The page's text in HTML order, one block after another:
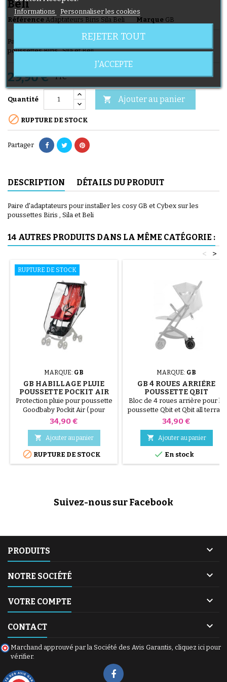
Beli
Référence Adaptateurs Biris Sila Beli Marque GB
Paire d'adaptateurs pour fixer les cosy GB et Cybex sur les
poussettes Biris , Sila et Beli
29,90 € TTC
Quantité  Ajouter au panier
 RUPTURE DE STOCK
Partager
DESCRIPTION DÉTAILS DU PRODUIT
Paire d'adaptateurs pour installer les cosy GB et Cybex sur les
poussettes Biris , Sila et Beli
14 AUTRES PRODUITS DANS LA MÊME CATÉGORIE :
>
<
RUPTURE DE STOCK
MARQUE: GB
GB HABILLAGE PLUIE
POUSSETTE POCKIT AIR
TOUT TERRAIN
Protection pluie pour poussette
Goodbaby Pockit Air ( pour
canopy plat comme sur la photo
Prix
34,90 €
 Ajouter au panier
 RUPTURE DE STOCK
MARQUE: GB
GB 4 ROUES ARRIÈRE
POUSSETTE QBIT
Bloc de 4 roues arrière pour la
poussette Qbit et Qbit all terrain
de GoodBaby
Prix
34,90 €
 Ajouter au panier
 En stock
Suivez-nous sur Facebook
PRODUITS 
NOTRE SOCIÉTÉ 
VOTRE COMPTE 
CONTACT 
Marchand approuvé par la Société des Avis Garantis, cliquez ici pour
vérifier.
Informations Personnaliser les cookies
REJETER TOUT
J'ACCEPTE